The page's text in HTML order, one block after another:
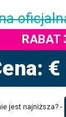
RABAT
jest najniższa? -